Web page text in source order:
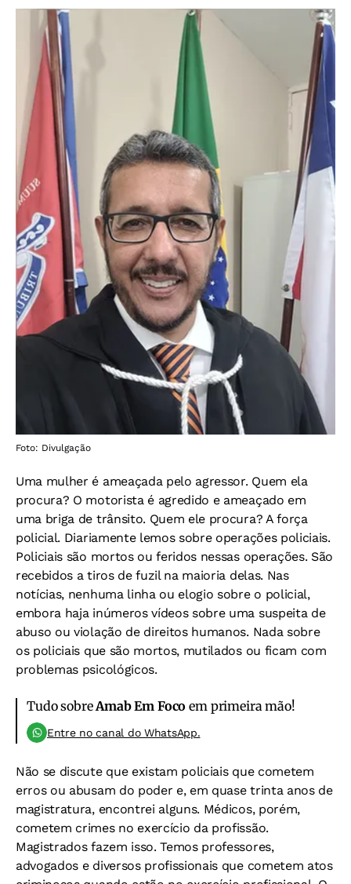
Foto: Divulgação
Uma mulher é ameaçada pelo agressor. Quem ela
procura? O motorista é agredido e ameaçado em
uma briga de trânsito. Quem ele procura? A força
policial. Diariamente lemos sobre operações policiais.
Policiais são mortos ou feridos nessas operações. São
recebidos a tiros de fuzil na maioria delas. Nas
notícias, nenhuma linha ou elogio sobre o policial,
embora haja inúmeros vídeos sobre uma suspeita de
abuso ou violação de direitos humanos. Nada sobre
os policiais que são mortos, mutilados ou ficam com
problemas psicológicos.
Tudo sobreAmab Em Foco em primeira mão!
Entre no canal do WhatsApp.
Não se discute que existam policiais que cometem
erros ou abusam do poder e, em quase trinta anos de
magistratura, encontrei alguns. Médicos, porém,
cometem crimes no exercício da profissão.
Magistrados fazem isso. Temos professores,
advogados e diversos profissionais que cometem atos